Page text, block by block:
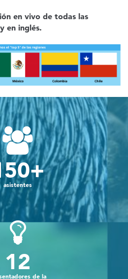
en vivo de todas las
en inglés.
+
asistentes
12
de la